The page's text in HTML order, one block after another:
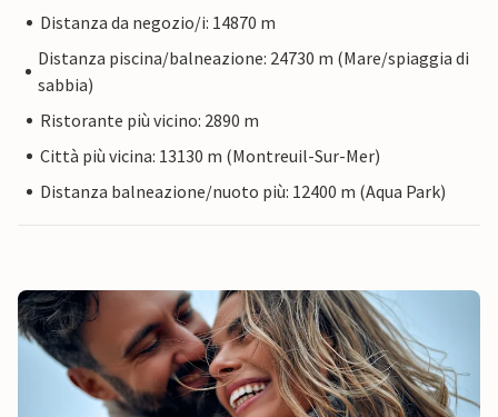
Distanza da negozio/i: 14870 m
Distanza piscina/balneazione: 24730 m (Mare/spiaggia di
sabbia)
Ristorante più vicino: 2890 m
Città più vicina: 13130 m (Montreuil-Sur-Mer)
Distanza balneazione/nuoto più: 12400 m (Aqua Park)